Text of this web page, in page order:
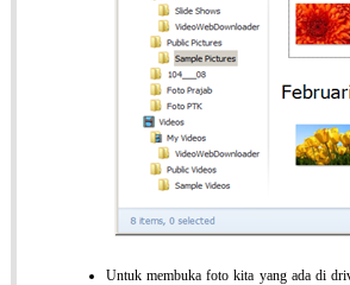
Untuk membuka foto kita yang ada di